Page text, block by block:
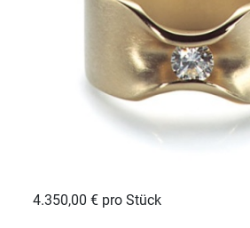
4.350,00 € pro Stück